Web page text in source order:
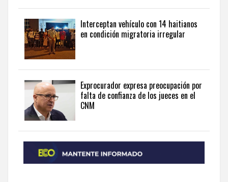
English.
Interceptan vehículo con 14 haitianos
en condición migratoria irregular
Exprocurador expresa preocupación por
falta de confianza de los jueces en el
CNM